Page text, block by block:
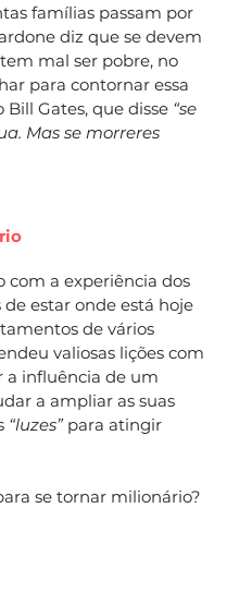
famílias passam por
diz que se devem
mal ser pobre, no
para contornar essa
Gates, que disse “se
Mas se morreres
com a experiência dos
estar onde está hoje
de vários
valiosas lições com
a influência de um
a ampliar as suas
“luzes” para atingir
se tornar milionário?